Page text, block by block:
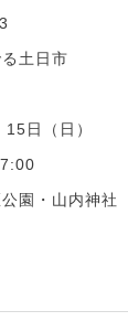
土日市
日（日）
園・山内神社